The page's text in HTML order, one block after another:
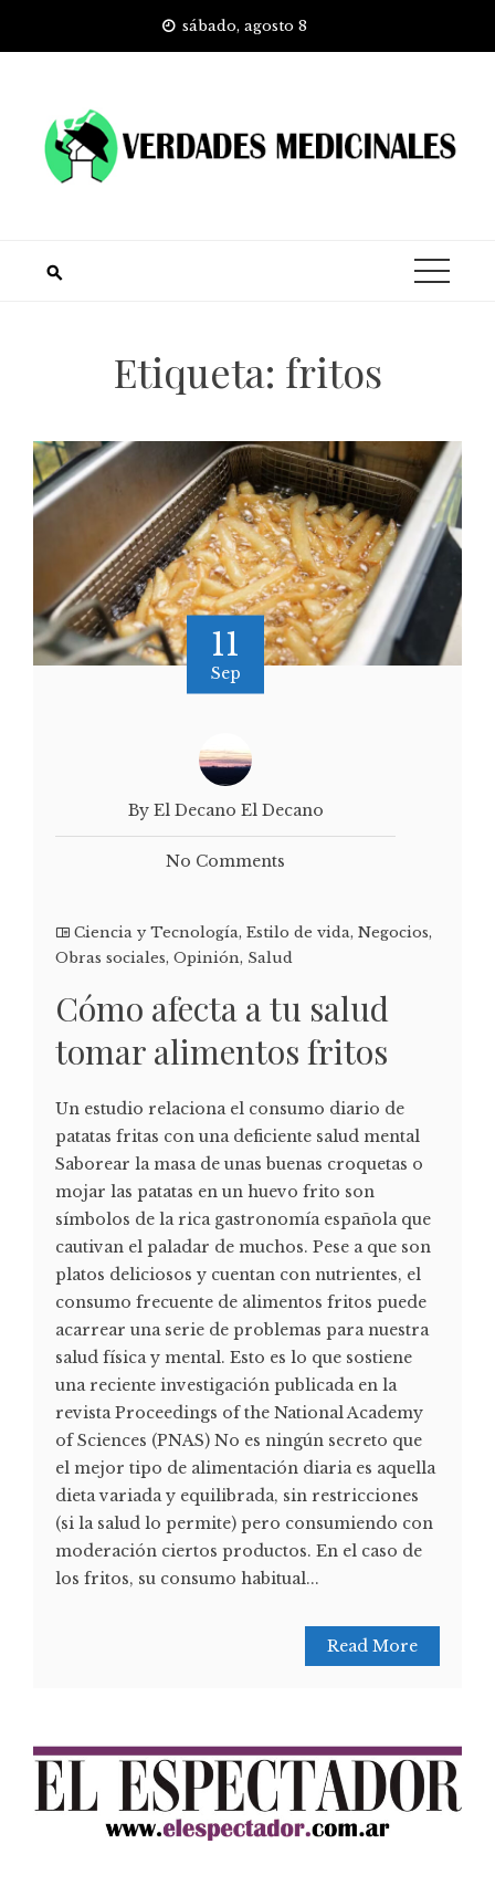
sábado, agosto 8
Etiqueta: fritos
11
Sep
By El Decano El Decano
No Comments
Ciencia y Tecnología, Estilo de vida, Negocios,
Obras sociales, Opinión, Salud
Cómo afecta a tu salud
tomar alimentos fritos
Un estudio relaciona el consumo diario de
patatas fritas con una deficiente salud mental
Saborear la masa de unas buenas croquetas o
mojar las patatas en un huevo frito son
símbolos de la rica gastronomía española que
cautivan el paladar de muchos. Pese a que son
platos deliciosos y cuentan con nutrientes, el
consumo frecuente de alimentos fritos puede
acarrear una serie de problemas para nuestra
salud física y mental. Esto es lo que sostiene
una reciente investigación publicada en la
revista Proceedings of the National Academy
of Sciences (PNAS) No es ningún secreto que
el mejor tipo de alimentación diaria es aquella
dieta variada y equilibrada, sin restricciones
(si la salud lo permite) pero consumiendo con
moderación ciertos productos. En el caso de
los fritos, su consumo habitual...
Read More